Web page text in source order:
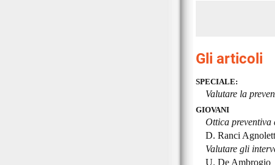
Gli articoli
SPECIALE:
Valutare la
GIOVANI
Ottica preventiva
D. Ranci
Valutare gli
U. De Ambrogio